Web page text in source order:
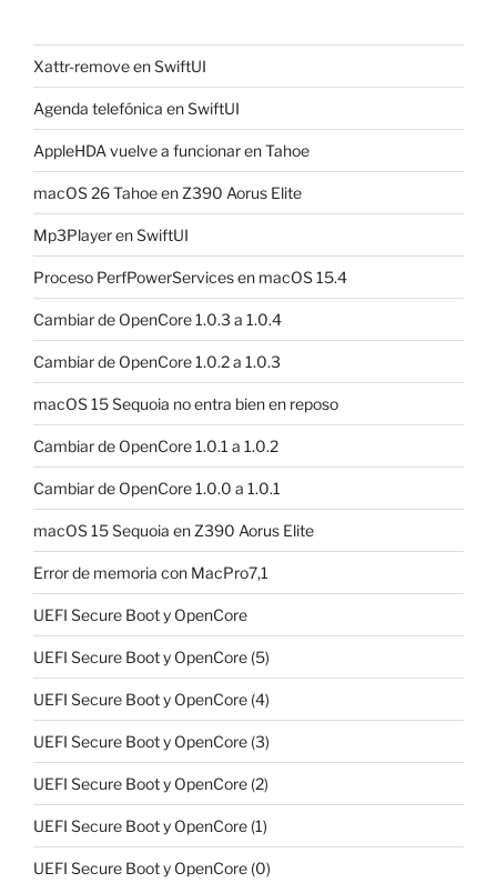
Xattr-remove en SwiftUI
Agenda telefónica en SwiftUI
AppleHDA vuelve a funcionar en Tahoe
macOS 26 Tahoe en Z390 Aorus Elite
Mp3Player en SwiftUI
Proceso PerfPowerServices en macOS 15.4
Cambiar de OpenCore 1.0.3 a 1.0.4
Cambiar de OpenCore 1.0.2 a 1.0.3
macOS 15 Sequoia no entra bien en reposo
Cambiar de OpenCore 1.0.1 a 1.0.2
Cambiar de OpenCore 1.0.0 a 1.0.1
macOS 15 Sequoia en Z390 Aorus Elite
Error de memoria con MacPro7,1
UEFI Secure Boot y OpenCore
UEFI Secure Boot y OpenCore (5)
UEFI Secure Boot y OpenCore (4)
UEFI Secure Boot y OpenCore (3)
UEFI Secure Boot y OpenCore (2)
UEFI Secure Boot y OpenCore (1)
UEFI Secure Boot y OpenCore (0)